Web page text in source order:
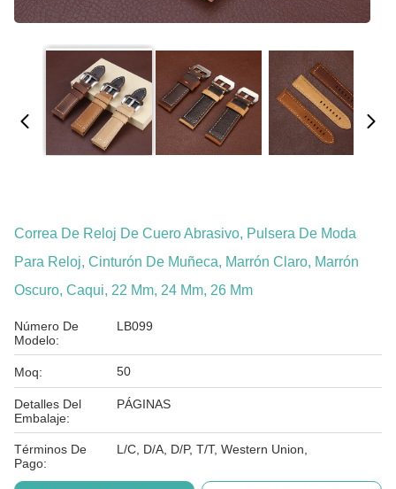
Correa De Reloj De Cuero Abrasivo, Pulsera De Moda
Para Reloj, Cinturón De Muñeca, Marrón Claro, Marrón
Oscuro, Caqui, 22 Mm, 24 Mm, 26 Mm
Número De
Modelo:
LB099
Moq: 50
Detalles Del
Embalaje:
PÁGINAS
Términos De
Pago:
L/C, D/A, D/P, T/T, Western Union,